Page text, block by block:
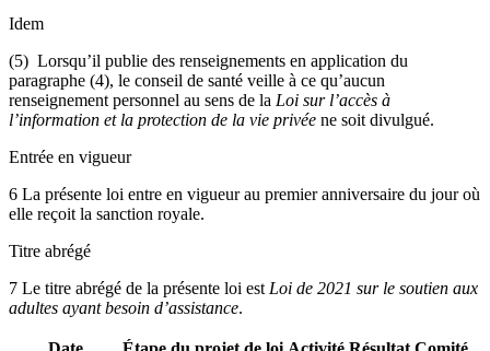
Idem
(5) Lorsqu’il publie des renseignements en application du
paragraphe (4), le conseil de santé veille à ce qu’aucun
renseignement personnel au sens de la Loi sur l’accès à
l’information et la protection de la vie privée ne soit divulgué.
Entrée en vigueur
6 La présente loi entre en vigueur au premier anniversaire du jour où
elle reçoit la sanction royale.
Titre abrégé
7 Le titre abrégé de la présente loi est Loi de 2021 sur le soutien aux
adultes ayant besoin d’assistance.